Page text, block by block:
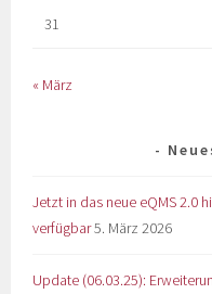
31
« März
Jetzt in das neue eQMS 2.0
verfügbar5. März 2026
Update (06.03.25):